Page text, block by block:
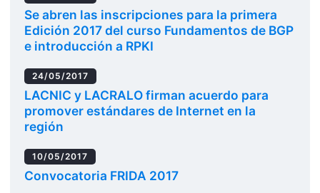
Se abren las inscripciones para la primera
Edición 2017 del curso Fundamentos de BGP
e introducción a RPKI
24/05/2017
LACNIC y LACRALO firman acuerdo para
promover estándares de Internet en la
región
10/05/2017
Convocatoria FRIDA 2017